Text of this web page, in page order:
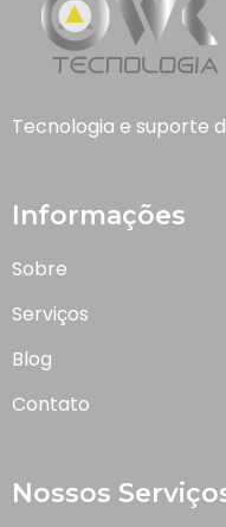
Tecnologia e suporte
Informações
Sobre
Serviços
Blog
Contato
Nossos